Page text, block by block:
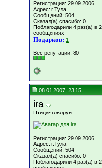
Регистрация: 29.09.2006
Адрес: г.Тула
Сообщений: 504
Сказал(а) спасибо: 0
Поблагодарили 4 раз(а) в 2
сообщениях
Подарков: 1
Вес репутации: 80
08.01.2007, 23:15
ira
Птица- говорун
Регистрация: 29.09.2006
Адрес: г.Тула
Сообщений: 504
Сказал(а) спасибо: 0
Поблагодарили 4 раз(а) в 2